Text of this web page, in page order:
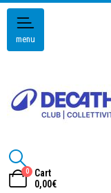
menu
0
Cart
0,00€